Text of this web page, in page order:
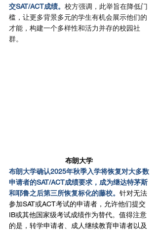
交SAT/ACT成绩。 校方强调，此举旨在降低门
槛，让更多背景多元的学生有机会展示他们的
才能，构建一个多样性和活力并存的校园社
群。
布朗大学
布朗大学确认2025年秋季入学将恢复对大多数
申请者的SAT/ACT成绩要求，成为继达特茅斯
和耶鲁之后第三所恢复标化的藤校。 针对无法
参加SAT或ACT考试的申请者，允许他们提交
IB或其他国家级考试成绩作为替代。值得注意
的是，转学申请者、成人继续教育申请者以及